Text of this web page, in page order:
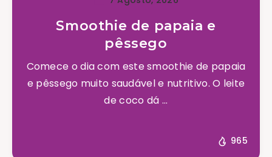
Smoothie de papaia e
pêssego
Comece o dia com este smoothie de papaia
e pêssego muito saudável e nutritivo. O leite
de coco dá ...
965